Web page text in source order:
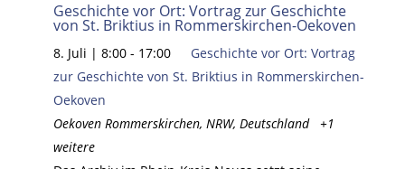
Geschichte vor Ort: Vortrag zur Geschichte
von St. Briktius in Rommerskirchen-Oekoven
8. Juli | 8:00- 17:00
Geschichte vor Ort: Vortrag
zur Geschichte von St. Briktius in Rommerskirchen-
Oekoven
Oekoven Rommerskirchen, NRW, Deutschland +1
weitere